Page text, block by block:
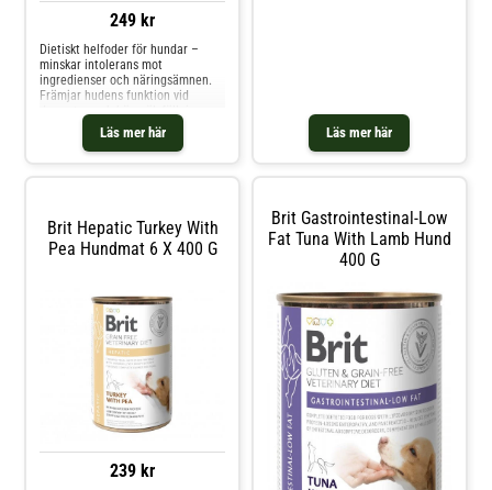
249 kr
Läs mer här
Dietiskt helfoder för hundar –
minskar intolerans mot
ingredienser och näringsämnen.
Främjar hudens funktion vid
dermatos och hög pälsfällning.
Indikationer LINDRING AV HUD-
OCH MATSMÄLTNINGSSYMPTOM
ORSAKADE AV FODERALLERGIER
Läs mer här
Brit Hepatic Turkey With
Pea Hundmat 6 X 400 G
239 kr
Brit Gastrointestinal-Low
Fat Tuna With Lamb Hund
400 G